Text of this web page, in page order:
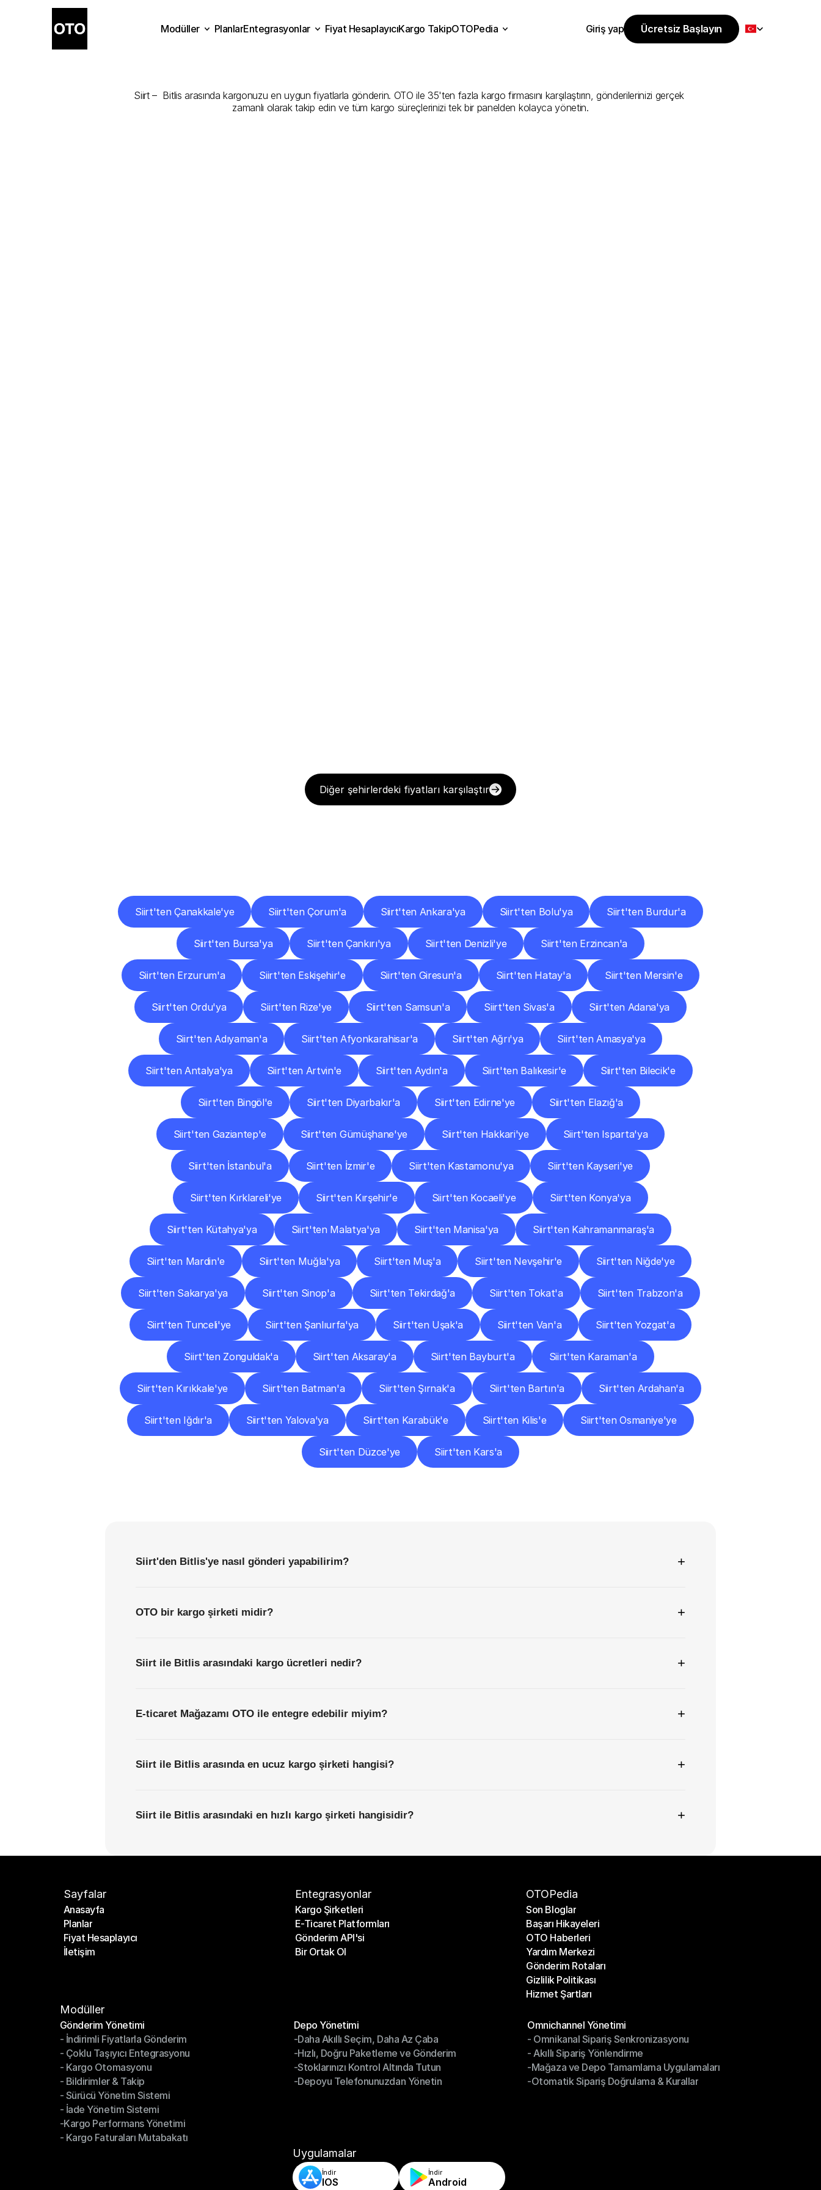
Enİyi
Siirt –  Bitlis arasında kargonuzu en uygun fiyatlarla gönderin. OTO ile 35'ten fazla kargo firmasını karşılaştırın, gönderilerinizi gerçek
zamanlı olarak takip edin ve tüm kargo süreçlerinizi tek bir panelden kolayca yönetin.
Diğer şehirlerdeki fiyatları karşılaştır
Siirt'ten Çanakkale'ye Siirt'ten Çorum'a Siirt'ten Ankara'ya Siirt'ten Bolu'ya Siirt'ten Burdur'a
Siirt'ten Bursa'ya Siirt'ten Çankırı'ya Siirt'ten Denizli'ye Siirt'ten Erzincan'a
Siirt'ten Erzurum'a Siirt'ten Eskişehir'e Siirt'ten Giresun'a Siirt'ten Hatay'a Siirt'ten Mersin'e
Siirt'ten Ordu'ya Siirt'ten Rize'ye Siirt'ten Samsun'a Siirt'ten Sivas'a Siirt'ten Adana'ya
Siirt'ten Adıyaman'a Siirt'ten Afyonkarahisar'a Siirt'ten Ağrı'ya Siirt'ten Amasya'ya
Siirt'ten Antalya'ya Siirt'ten Artvin'e Siirt'ten Aydın'a Siirt'ten Balıkesir'e Siirt'ten Bilecik'e
Siirt'ten Bingöl'e Siirt'ten Diyarbakır'a Siirt'ten Edirne'ye Siirt'ten Elazığ'a
Siirt'ten Gaziantep'e Siirt'ten Gümüşhane'ye Siirt'ten Hakkari'ye Siirt'ten Isparta'ya
Siirt'ten İstanbul'a Siirt'ten İzmir'e Siirt'ten Kastamonu'ya Siirt'ten Kayseri'ye
Siirt'ten Kırklareli'ye Siirt'ten Kırşehir'e Siirt'ten Kocaeli'ye Siirt'ten Konya'ya
Siirt'ten Kütahya'ya Siirt'ten Malatya'ya Siirt'ten Manisa'ya Siirt'ten Kahramanmaraş'a
Siirt'ten Mardin'e Siirt'ten Muğla'ya Siirt'ten Muş'a Siirt'ten Nevşehir'e Siirt'ten Niğde'ye
Siirt'ten Sakarya'ya Siirt'ten Sinop'a Siirt'ten Tekirdağ'a Siirt'ten Tokat'a Siirt'ten Trabzon'a
Siirt'ten Tunceli'ye Siirt'ten Şanlıurfa'ya Siirt'ten Uşak'a Siirt'ten Van'a Siirt'ten Yozgat'a
Siirt'ten Zonguldak'a Siirt'ten Aksaray'a Siirt'ten Bayburt'a Siirt'ten Karaman'a
Siirt'ten Kırıkkale'ye Siirt'ten Batman'a Siirt'ten Şırnak'a Siirt'ten Bartın'a Siirt'ten Ardahan'a
Siirt'ten Iğdır'a Siirt'ten Yalova'ya Siirt'ten Karabük'e Siirt'ten Kilis'e Siirt'ten Osmaniye'ye
Siirt'ten Düzce'ye Siirt'ten Kars'a
Siirt'den Bitlis'ye nasıl gönderi yapabilirim? +
OTO bir kargo şirketi midir? +
Siirt ile Bitlis arasındaki kargo ücretleri nedir? +
E-ticaret Mağazamı OTO ile entegre edebilir miyim? +
Siirt ile Bitlis arasında en ucuz kargo şirketi hangisi? +
Siirt ile Bitlis arasındaki en hızlı kargo şirketi hangisidir? +
Sayfalar
Anasayfa
Anasayfa
Planlar
Planlar
Fiyat Hesaplayıcı
Fiyat Hesaplayıcı
İletişim
Entegrasyonlar
Kargo Şirketleri
Kargo Şirketleri
E-Ticaret Platformları
E-Ticaret Platformları
Gönderim API'si
Gönderim API'si
Bir Ortak Ol
OTOPedia
Son Bloglar
Son Bloglar
Başarı Hikayeleri
Başarı Hikayeleri
OTO Haberleri
OTO Haberleri
Yardım Merkezi
Yardım Merkezi
Gönderim Rotaları
Gönderim Rotaları
Gizlilik Politikası
Gizlilik Politikası
Hizmet Şartları
Modüller
Gönderim Yönetimi
Gönderim Yönetimi
- İndirimli Fiyatlarla Gönderim
- İndirimli Fiyatlarla Gönderim
- Çoklu Taşıyıcı Entegrasyonu
- Çoklu Taşıyıcı Entegrasyonu
- Kargo Otomasyonu
- Kargo Otomasyonu
- Bildirimler & Takip
- Bildirimler & Takip
- Sürücü Yönetim Sistemi
- Sürücü Yönetim Sistemi
- İade Yönetim Sistemi
- İade Yönetim Sistemi
-Kargo Performans Yönetimi
-Kargo Performans Yönetimi
- Kargo Faturaları Mutabakatı
Depo Yönetimi
Depo Yönetimi
-Daha Akıllı Seçim, Daha Az Çaba
-Daha Akıllı Seçim, Daha Az Çaba
-Hızlı, Doğru Paketleme ve Gönderim
-Hızlı, Doğru Paketleme ve Gönderim
-Stoklarınızı Kontrol Altında Tutun
-Stoklarınızı Kontrol Altında Tutun
-Depoyu Telefonunuzdan Yönetin
Omnichannel Yönetimi
Omnichannel Yönetimi
- Omnikanal Sipariş Senkronizasyonu
- Omnikanal Sipariş Senkronizasyonu
- Akıllı Sipariş Yönlendirme
- Akıllı Sipariş Yönlendirme
-Mağaza ve Depo Tamamlama Uygulamaları
-Mağaza ve Depo Tamamlama Uygulamaları
-Otomatik Sipariş Doğrulama & Kurallar
Uygulamalar
İndir
IOS
İndir
Android
Modüller
PlanlarEntegrasyonlar
Fiyat HesaplayıcıKargo TakipOTOPedia
Giriş yap
Ücretsiz Başlayın
Ücretsiz Başlayın